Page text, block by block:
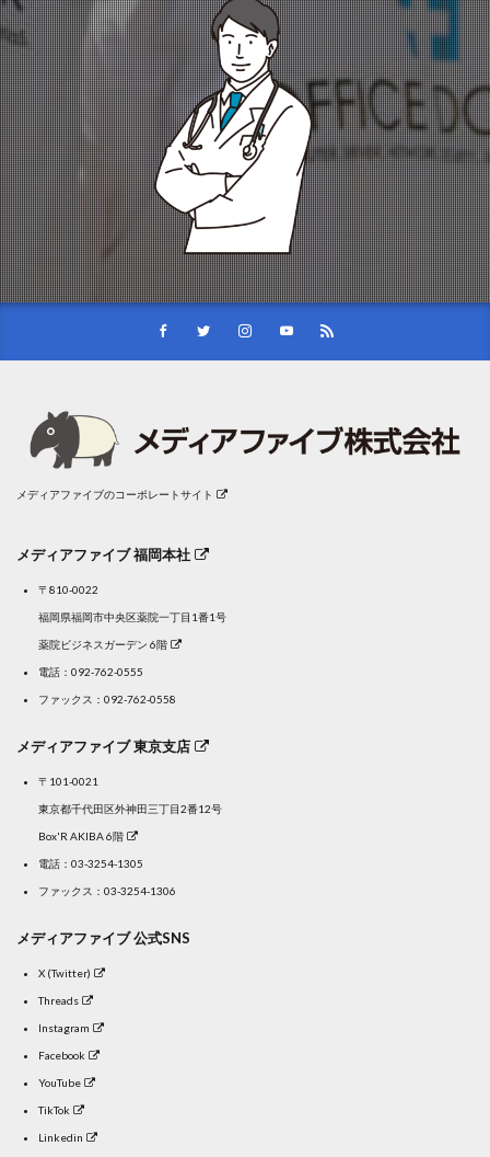
メディアファイブのコーポレートサイト
メディアファイブ 福岡本社
〒810-0022
福岡県福岡市中央区薬院一丁目1番1号
薬院ビジネスガーデン 6階
電話： 092-762-0555
ファックス：092-762-0558
メディアファイブ 東京支店
〒101-0021
東京都千代田区外神田三丁目2番12号
Box'R AKIBA 6階
電話： 03-3254-1305
ファックス：03-3254-1306
メディアファイブ 公式SNS
X (Twitter)
Threads
Instagram
Facebook
YouTube
TikTok
Linkedin